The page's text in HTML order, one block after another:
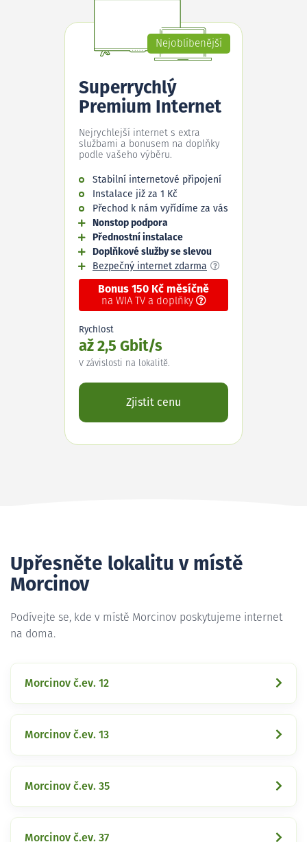
Nejoblíbenější
Superrychlý
Premium Internet
Nejrychlejší internet s extra
službami a bonusem na doplňky
podle vašeho výběru.
Stabilní internetové připojení
Instalace již za 1 Kč
Přechod k nám vyřídíme za vás
Nonstop podpora
Přednostní instalace
Doplňkové služby se slevou
Bezpečný internet zdarma
Bonus 150 Kč měsíčně
na WIA TV a doplňky
Rychlost
až 2,5 Gbit/s
V závislosti na lokalitě.
Zjistit cenu
Upřesněte lokalitu v místě
Morcinov
Podívejte se, kde v místě Morcinov poskytujeme internet
na doma.
Morcinov č.ev. 12
Morcinov č.ev. 13
Morcinov č.ev. 35
Morcinov č.ev. 37